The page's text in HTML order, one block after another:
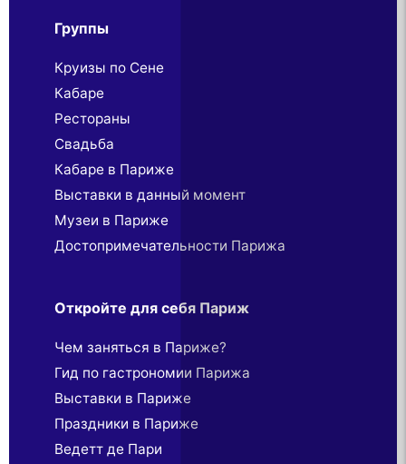
Группы
Круизы по Сене
Кабаре
Рестораны
Свадьба
Кабаре в Париже
Выставки в данный момент
Музеи в Париже
Достопримечательности Парижа
Откройте для себя Париж
Чем заняться в Париже?
Гид по гастрономии Парижа
Выставки в Париже
Праздники в Париже
Ведетт де Пари